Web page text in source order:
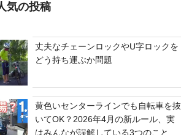
気の投稿
丈夫なチェーンロックやU字ロックを
どう持ち運ぶか問題
黄色いセンターラインでも自転車を抜
いてOK？2026年4月の新ルール、実
はみんなが誤解している3つのこと